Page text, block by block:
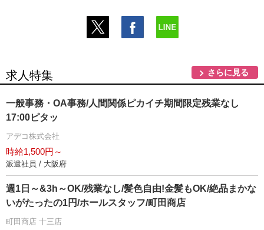
求人特集 さらに見る
一般事務・OA事務/人間関係ピカイチ期間限定残業なし
17:00ピタッ
アデコ株式会社
時給1,500円～
派遣社員 / 大阪府
週1日～&3h～OK/残業なし/髪色自由!金髪もOK/絶品まかな
いがたったの1円/ホールスタッフ/町田商店
町田商店 十三店